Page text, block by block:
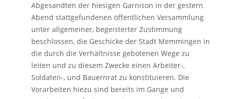
Abgesandten der hiesigen Garnison in der gestern
Abend stattgefundenen öffentlichen Versammlung
unter allgemeiner, begeisterter Zustimmung
beschlossen, die Geschicke der Stadt Memmingen in
die durch die Verhältnisse gebotenen Wege zu
leiten und zu diesem Zwecke einen Arbeiter-,
Soldaten-, und Bauernrat zu konstituieren. Die
Vorarbeiten hiezu sind bereits im Gange und